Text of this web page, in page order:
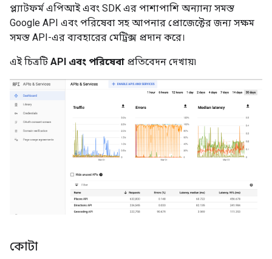
প্ল্যাটফর্ম এপিআই এবং SDK এর পাশাপাশি অন্যান্য সমস্ত
Google API এবং পরিষেবা সহ আপনার প্রোজেক্টের জন্য সক্ষম
সমস্ত API-এর ব্যবহারের মেট্রিক্স প্রদান করে।
এই চিত্রটি API এবং পরিষেবা প্রতিবেদন দেখায়৷
কোটা